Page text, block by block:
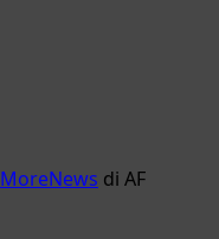
MoreNews di AF